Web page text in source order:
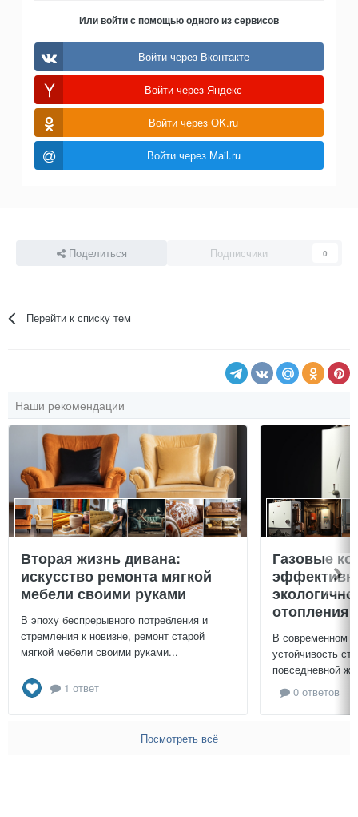
Или войти с помощью одного из сервисов
Войти через Вконтакте
Войти через Яндекс
Войти через OK.ru
Войти через Mail.ru
Поделиться Подписчики 0
Перейти к списку тем
Наши рекомендации
Вторая жизнь дивана:
искусство ремонта мягкой
мебели своими руками
В эпоху беспрерывного потребления и
стремления к новизне, ремонт старой
мягкой мебели своими руками...
1 ответ
Газовые
отопления
В современном
устойчивость
повседневной
0 ответов
Посмотреть всё